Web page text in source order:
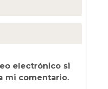
electrónico si
mi comentario.